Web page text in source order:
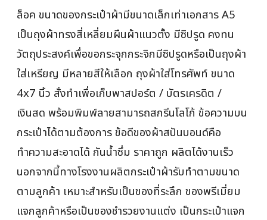
ล็อค ขนาดของกระเป๋าผ้ามีขนาดเล็กเท่าเอกสาร A5
เป็นถุงผ้าทรงสี่เหลี่ยมผืนผ้าแนวตั้ง มีซิปรูด คงทน
วัตถุประสงค์เพื่อขอกระจุกกระจิกมีซิปรูดหรือเป็นถุงผ้า
ใส่เหรียญ มีหลายสีให้เลือก ถุงผ้าใส่โทรศัพท์ ขนาด
4x7 นิ้ว สั่งทำเพื่อเก็บพาสปอร์ต / บัตรเครดิต /
เงินสด พร้อมพิมพ์ลายสามารถสกรีนโลโก้ ข้อความบน
กระเป๋าได้ตามต้องการ ข้อดีของผ้าสปันบอนด์คือ
ทำความสะอาดได้ กันน้ำซึ่ม ราคาถูก ผลิตได้งานเร็ว
นอกจากนี้ทางโรงงานผลิตกระเป๋าผ้ารับทำตามขนาด
ตามลูกค้า เหมาะสำหรับเป็นของที่ระลึก ของพรีเมี่ยม
แจกลูกค้าหรือเป็นของชำรวยงานแต่ง เป็นกระเป๋าแจก